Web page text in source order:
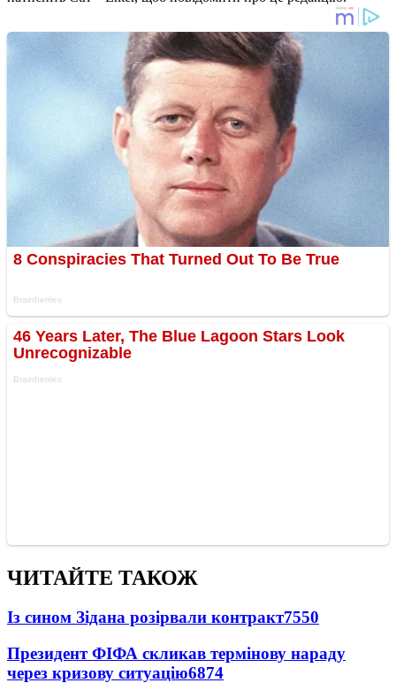
ЧИТАЙТЕ ТАКОЖ
Із сином Зідана розірвали контракт7550
Президент ФІФА скликав термінову нараду
через кризову ситуацію6874